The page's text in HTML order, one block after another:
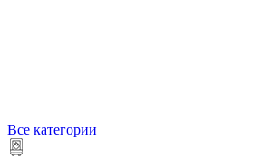
Все категории